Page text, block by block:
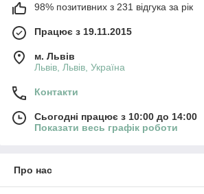
98% позитивних з 231 відгука за рік
Працює з 19.11.2015
м. Львів
Львів, Львів, Україна
Контакти
Сьогодні працює з 10:00 до 14:00
Показати весь графік роботи
Про нас